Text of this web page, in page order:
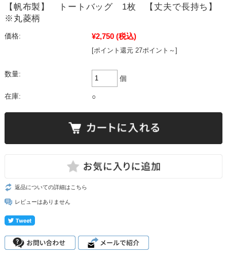
【帆布製】 トートバッグ 1枚 【丈夫で長持ち】
※丸菱柄
価格: ¥2,750 (税込)
[ポイント還元 27ポイント～]
数量:
個
在庫: ○
返品についての詳細はこちら
レビューはありません